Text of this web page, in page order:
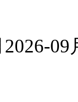
2026-09